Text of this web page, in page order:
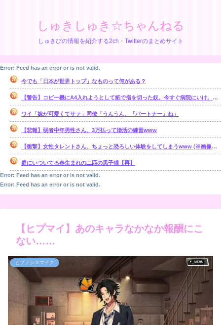
しゅきしゅき☆ちゃんねる
しゅきぴの情報を紹介する2ch・Twitterのまとめサイト
Error: Feed has an error or is not valid.
今でも「日本が世界トップ」なものって何がある？
【警告】コピー機にA4入れようとして紙で指を切った奴。今すぐ病院にいけ。腕一本切断になってもしらんぞ
ワイ「嫁が可愛くてサァ」同僚「うんうん、『パートナー』ね」
【悲報】弱者中年男性さん、3万払って婚活の練習www
【衝撃】女性タレントさん、ちょっと恐ろしい体験をしてしまうwww (※画像あり)
庭にいついてる春生まれの二匹の黒子猫【再】
Error: Feed has an error or is not valid.
Error: Feed has an error or is not valid.
【ヒプマイ】あのキャラなかなか報酬にこ
ない……
ヒプノシスマイク